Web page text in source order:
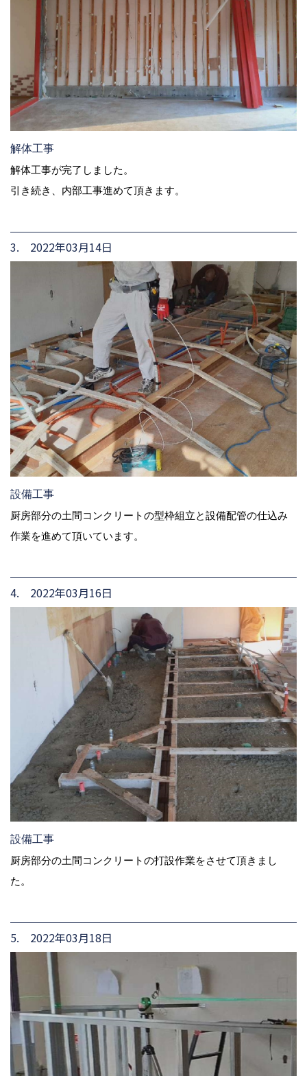
解体工事
解体工事が完了しました。
引き続き、内部工事進めて頂きます。
3. 2022年03月14日
設備工事
厨房部分の土間コンクリートの型枠組立と設備配管の仕込み
作業を進めて頂いています。
4. 2022年03月16日
設備工事
厨房部分の土間コンクリートの打設作業をさせて頂きまし
た。
5. 2022年03月18日